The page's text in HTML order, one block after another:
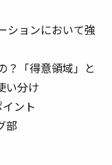
ションにおいて強
？「得意領域」と
い分け
ント
部